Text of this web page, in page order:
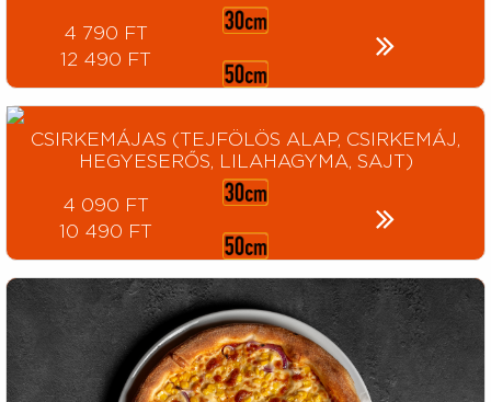
4 790 FT
12 490 FT
CSIRKEMÁJAS (TEJFÖLÖS ALAP, CSIRKEMÁJ,
HEGYESERŐS, LILAHAGYMA, SAJT)
4 090 FT
10 490 FT